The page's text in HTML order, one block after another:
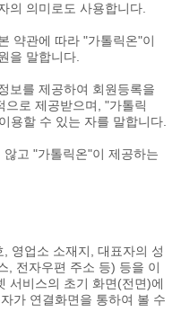
의 의미로도 사용합니다.
약관에 따라 "가톨릭온"이
을 말합니다.
보를 제공하여 회원등록을
으로 제공받으며, "가톨릭
용할 수 있는 자를 말합니다.
고 "가톨릭온"이 제공하는
영업소 소재지, 대표자의 성
, 전자우편 주소 등) 등을 이
서비스의 초기 화면(전면)에
가 연결화면을 통하여 볼 수